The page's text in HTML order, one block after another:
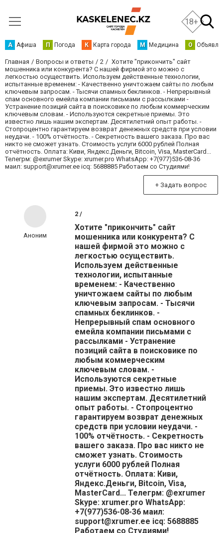
18+
А Афиша П Погода К Карта города М Медицина О
Главная Вопросы и ответы 2
Хотите "прикончить" сайт
мошенника или конкурента? С нашей фирмой это можно с
легкостью осуществить. Используем действенные технологии,
испытанные временем: - Качественно уничтожаем сайты по любым
ключевым запросам. - Тысячи спамных беклинков. - Непрерывный
спам основного емейла компании письмами с рассылками -
Устранение позиций сайта в поисковике по любым коммерческим
ключевым словам. - Используются секретные приемы. Это
известно лишь нашим экспертам. Десятилетний опыт работы. -
Стопроцентно гарантируем возврат денежных средств при условии
неудачи. - 100% отчётность. - Секретность вашего заказа. Про вас
никто не сможет узнать. Стоимость услуги 6000 рублей Полная
отчётность. Оплата: Киви, Яндекс.Деньги, Bitcoin, Visa, MasterCard...
Телегрм: @exrumer Skype: xrumer.pro WhatsApp: +7(977)536-08-36
маил: support@xrumer.ee icq: 5688885 Работаем со Студиями!
+ Задать вопрос
Аноним
2 /
Хотите "прикончить" сайт
мошенника или конкурента? С
нашей фирмой это можно с
легкостью осуществить.
Используем действенные
технологии, испытанные
временем: - Качественно
уничтожаем сайты по любым
ключевым запросам. - Тысячи
спамных беклинков. -
Непрерывный спам основного
емейла компании письмами с
рассылками - Устранение
позиций сайта в поисковике по
любым коммерческим
ключевым словам. -
Используются секретные
приемы. Это известно лишь
нашим экспертам. Десятилетний
опыт работы. - Стопроцентно
гарантируем возврат денежных
средств при условии неудачи. -
100% отчётность. - Секретность
вашего заказа. Про вас никто не
сможет узнать. Стоимость
услуги 6000 рублей Полная
отчётность. Оплата: Киви,
Яндекс.Деньги, Bitcoin, Visa,
MasterCard... Телегрм: @exrumer
Skype: xrumer.pro WhatsApp:
+7(977)536-08-36 маил:
support@xrumer.ee icq: 5688885
Работаем со Студиями!